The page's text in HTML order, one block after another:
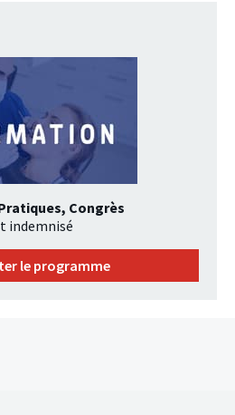
Congrès
indemnisé
le programme